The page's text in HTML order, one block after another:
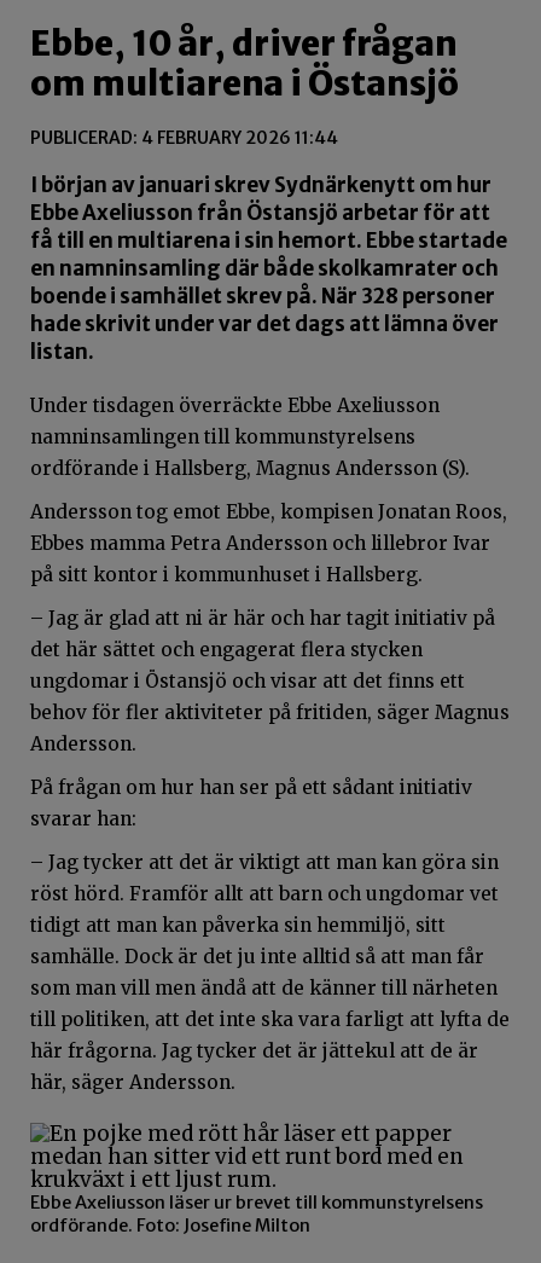
Ebbe, 10 år, driver frågan
om multiarena i Östansjö
PUBLICERAD: 4 FEBRUARY 2026 11:44
I början av januari skrev Sydnärkenytt om hur
Ebbe Axeliusson från Östansjö arbetar för att
få till en multiarena i sin hemort. Ebbe startade
en namninsamling där både skolkamrater och
boende i samhället skrev på. När 328 personer
hade skrivit under var det dags att lämna över
listan.
Under tisdagen överräckte Ebbe Axeliusson
namninsamlingen till kommunstyrelsens
ordförande i Hallsberg, Magnus Andersson (S).
Andersson tog emot Ebbe, kompisen Jonatan Roos,
Ebbes mamma Petra Andersson och lillebror Ivar
på sitt kontor i kommunhuset i Hallsberg.
– Jag är glad att ni är här och har tagit initiativ på
det här sättet och engagerat flera stycken
ungdomar i Östansjö och visar att det finns ett
behov för fler aktiviteter på fritiden, säger Magnus
Andersson.
På frågan om hur han ser på ett sådant initiativ
svarar han:
– Jag tycker att det är viktigt att man kan göra sin
röst hörd. Framför allt att barn och ungdomar vet
tidigt att man kan påverka sin hemmiljö, sitt
samhälle. Dock är det ju inte alltid så att man får
som man vill men ändå att de känner till närheten
till politiken, att det inte ska vara farligt att lyfta de
här frågorna. Jag tycker det är jättekul att de är
här, säger Andersson.
Ebbe Axeliusson läser ur brevet till kommunstyrelsens
ordförande. Foto: Josefine Milton